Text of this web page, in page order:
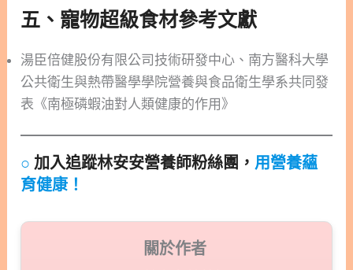
五、寵物超級食材參考文獻
湯臣倍健股份有限公司技術研發中心、南方醫科大學
公共衛生與熱帶醫學學院營養與食品衛生學系共同發
表《南極磷蝦油對人類健康的作用》
○ 加入追蹤林安安營養師粉絲團，用營養蘊
育健康！
關於作者